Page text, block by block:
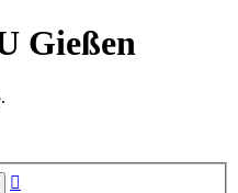
Gießen